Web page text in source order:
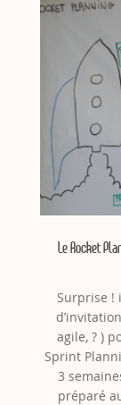
Le Rocket
Surprise !
agile, ? )
Sprint
3
préparé